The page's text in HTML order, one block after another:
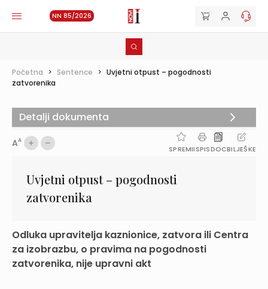
NN 85/2026
Početna > Sentence > Uvjetni otpust – pogodnosti
zatvorenika
AA
SPREMIISPISDOCBILJEŠKE
Uvjetni otpust – pogodnosti
zatvorenika
Odluka upravitelja kaznionice, zatvora ili Centra
za izobrazbu, o pravima na pogodnosti
zatvorenika, nije upravni akt
Detalji dokumenta